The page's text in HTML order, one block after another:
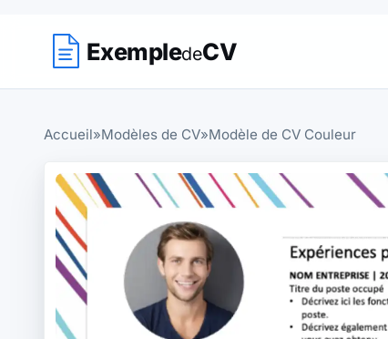
ExempledeCV
Accueil»Modèles de CV»Modèle de CV Couleur